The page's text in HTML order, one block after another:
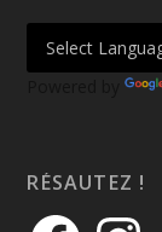
Powered by
RÉSAUTEZ !